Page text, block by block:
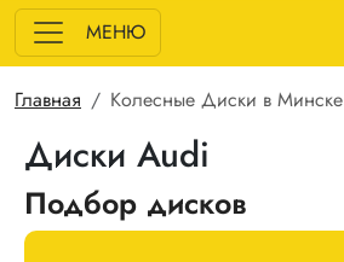
МЕНЮ
Строка навигации
Главная Колесные Диски в Минске
Диски Audi
Подбор дисков